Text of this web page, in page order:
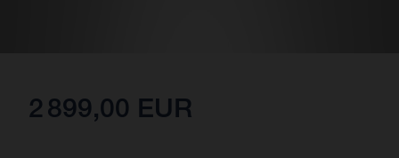
2 899,00 EUR